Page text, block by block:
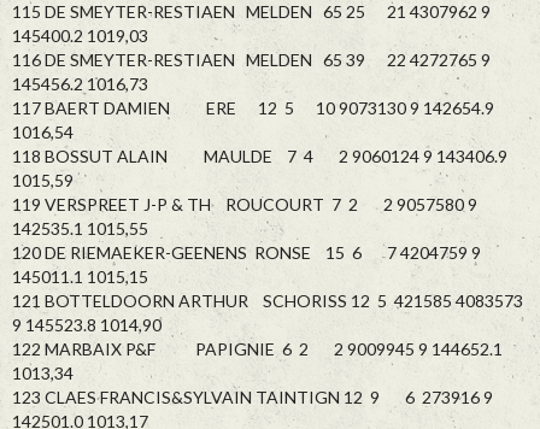
115 DE SMEYTER-RESTIAEN MELDEN 65 25 21 4307962 9
145400.2 1019,03
116 DE SMEYTER-RESTIAEN MELDEN 65 39 22 4272765 9
145456.2 1016,73
117 BAERT DAMIEN ERE 12 5 10 9073130 9 142654.9
1016,54
118 BOSSUT ALAIN MAULDE 7 4 2 9060124 9 143406.9
1015,59
119 VERSPREET J-P & TH ROUCOURT 7 2 2 9057580 9
142535.1 1015,55
120 DE RIEMAEKER-GEENENS RONSE 15 6 7 4204759 9
145011.1 1015,15
121 BOTTELDOORN ARTHUR SCHORISS 12 5 421585 4083573
9 145523.8 1014,90
122 MARBAIX P&F PAPIGNIE 6 2 2 9009945 9 144652.1
1013,34
123 CLAES FRANCIS&SYLVAIN TAINTIGN 12 9 6 273916 9
142501.0 1013,17